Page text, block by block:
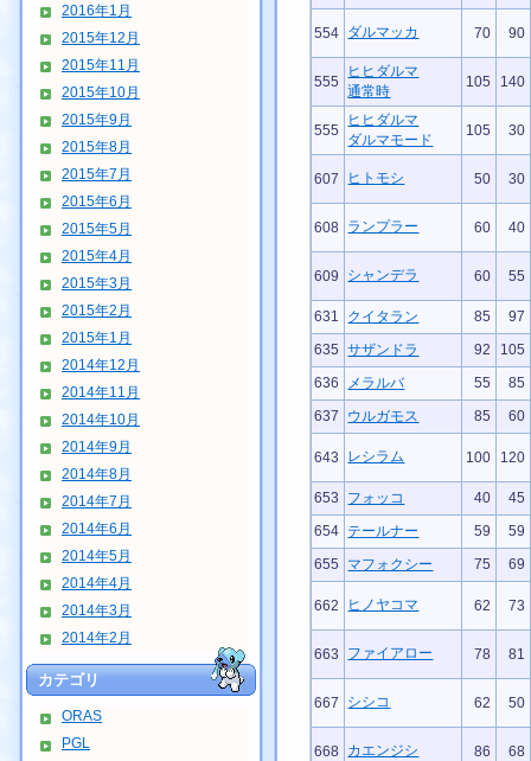
2016年1月
2015年12月
2015年11月
2015年10月
2015年9月
2015年8月
2015年7月
2015年6月
2015年5月
2015年4月
2015年3月
2015年2月
2015年1月
2014年12月
2014年11月
2014年10月
2014年9月
2014年8月
2014年7月
2014年6月
2014年5月
2014年4月
2014年3月
2014年2月
カテゴリ
ORAS
PGL
554 ダルマッカ 70 90
555
ヒヒダルマ
通常時
105 140
555
ヒヒダルマ
ダルマモード
105 30
607 ヒトモシ 50 30
608 ランプラー 60 40
609 シャンデラ 60 55
631 クイタラン 85
97
635
サザンドラ 92
105
636
メラルバ 55
85
637
ウルガモス 85 60
643 レシラム 100 120
653 フォッコ 40
45
654 テールナー 59
59
655
マフォクシー 75 69
662 ヒノヤコマ 62 73
663 ファイアロー 78 81
667 シシコ 62 50
668 カエンジシ 86 68